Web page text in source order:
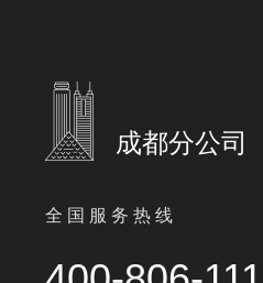
成都分公司
全 国 服 务 热 线